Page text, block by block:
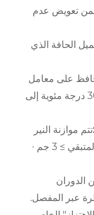
تعويض عدم
الحافة الذي
على معامل
تخميد ثابت خلال نطاق درجة الحرارة -30 درجة مئوية إلى
تتم موازنة النير
والعناكب بشكل فردي مع عدم الاتزان المتبقي ≥ 3 جم ·
الدوران
عبر المفصل.